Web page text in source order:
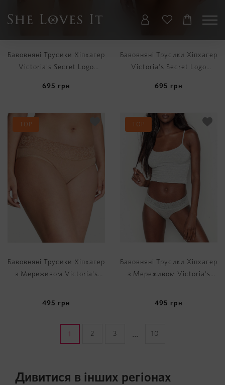
Бавовняні Трусики Хіпхагер
Victoria's Secret Logo
Hiphugger Panty
695 грн
Бавовняні Трусики Хіпхагер
Victoria's Secret Logo
Hiphugger Panty
695 грн
TOP
Бавовняні Трусики Хіпхагер
з Мереживом Victoria's
495 грн
TOP
Бавовняні Трусики Хіпхагер
з Мереживом Victoria's
495 грн
1 2 3 ... 10
Дивитися в інших регіонах